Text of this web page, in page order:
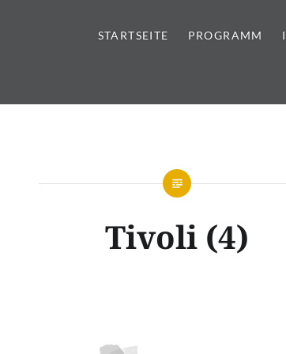
| Sanitär |
STARTSEITE PROGRAMM
Tivoli (4)